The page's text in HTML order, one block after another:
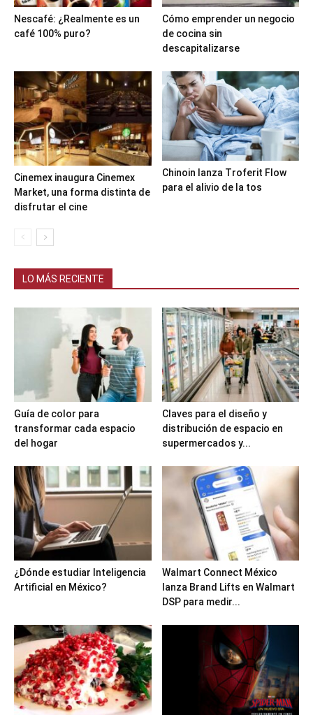
Nescafé: ¿Realmente es un
café 100% puro?
Cómo emprender un negocio
de cocina sin
descapitalizarse
Cinemex inaugura Cinemex
Market, una forma distinta de
disfrutar el cine
Chinoin lanza Troferit Flow
para el alivio de la tos
LO MÁS RECIENTE
Guía de color para
transformar cada espacio
del hogar
Claves para el diseño y
distribución de espacio en
supermercados y...
¿Dónde estudiar Inteligencia
Artificial en México?
Walmart Connect México
lanza Brand Lifts en Walmart
DSP para medir...